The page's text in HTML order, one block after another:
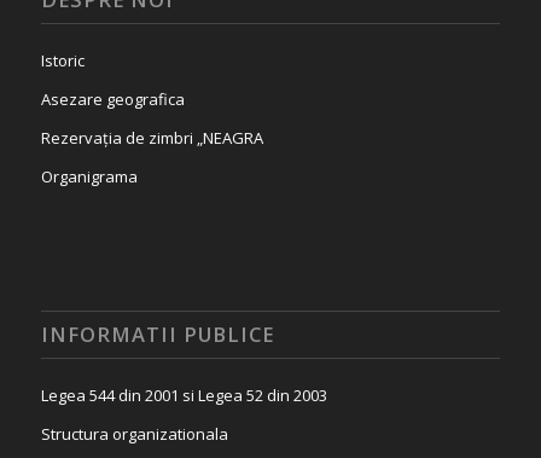
Istoric
Asezare geografica
Rezervația de zimbri „NEAGRA
Organigrama
INFORMATII PUBLICE
Legea 544 din 2001 si Legea 52 din 2003
Structura organizationala